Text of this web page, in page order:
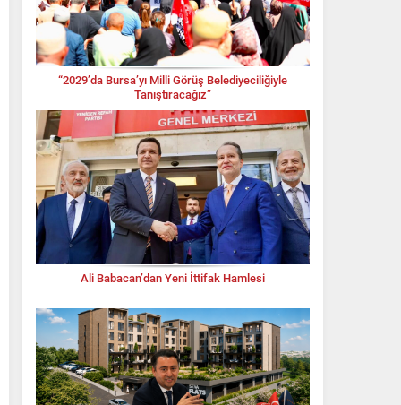
“2029’da Bursa’yı Milli Görüş Belediyeciliğiyle
Tanıştıracağız”
Ali Babacan’dan Yeni İttifak Hamlesi